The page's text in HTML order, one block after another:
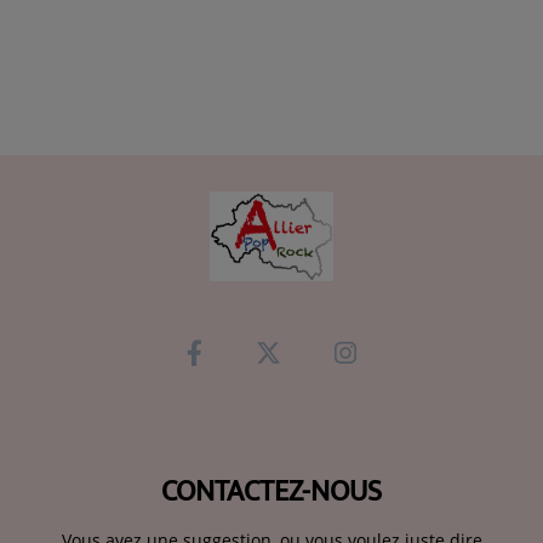
CONTACTEZ-NOUS